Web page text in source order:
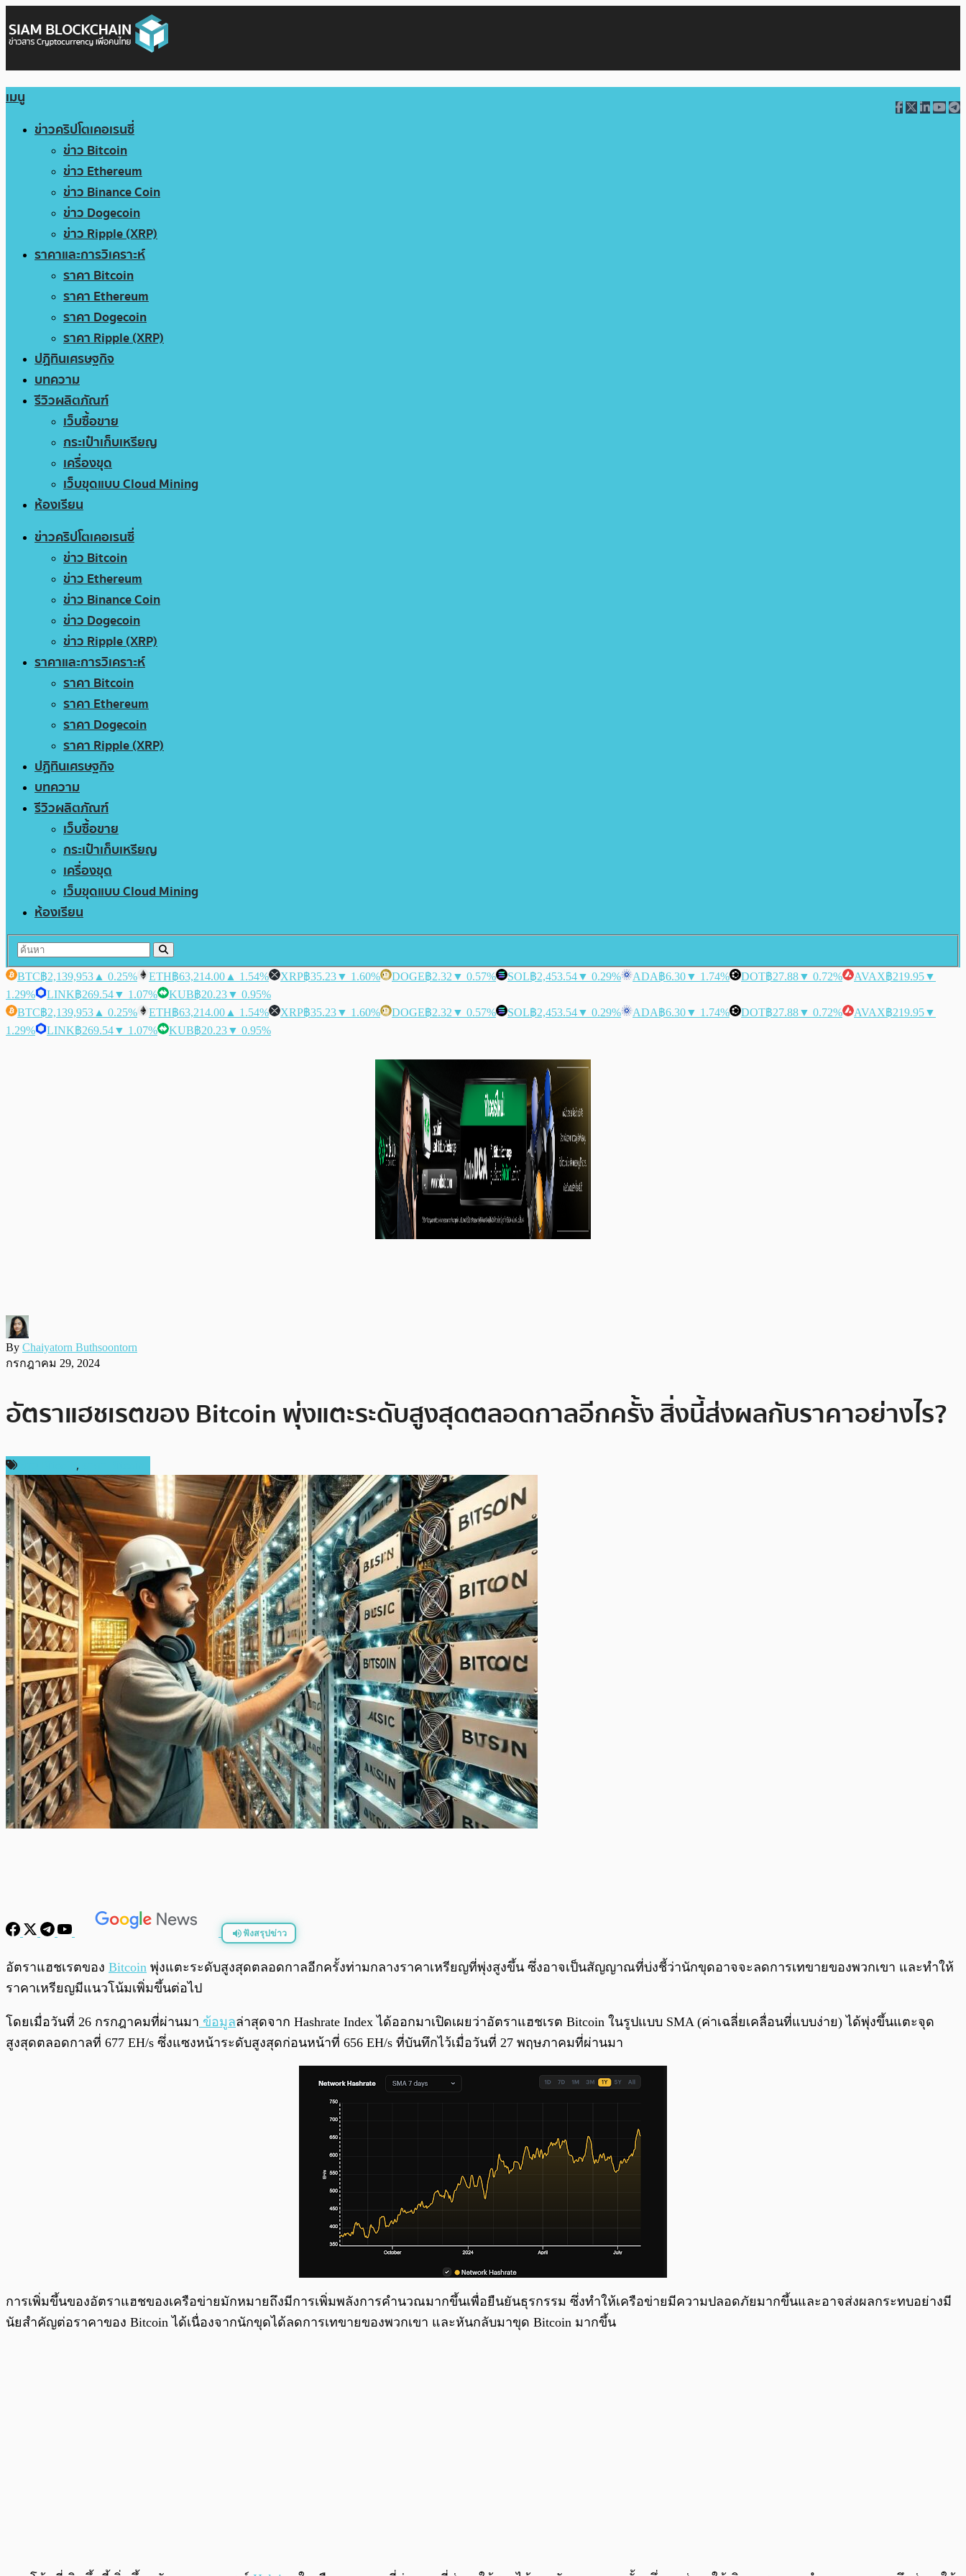
เมนู
ข่าวคริปโตเคอเรนซี่
ข่าว Bitcoin
ข่าว Ethereum
ข่าว Binance Coin
ข่าว Dogecoin
ข่าว Ripple (XRP)
ราคาและการวิเคราะห์
ราคา Bitcoin
ราคา Ethereum
ราคา Dogecoin
ราคา Ripple (XRP)
ปฏิทินเศรษฐกิจ
บทความ
รีวิวผลิตภัณฑ์
เว็บซื้อขาย
กระเป๋าเก็บเหรียญ
เครื่องขุด
เว็บขุดแบบ Cloud Mining
ห้องเรียน
ข่าวคริปโตเคอเรนซี่
ข่าว Bitcoin
ข่าว Ethereum
ข่าว Binance Coin
ข่าว Dogecoin
ข่าว Ripple (XRP)
ราคาและการวิเคราะห์
ราคา Bitcoin
ราคา Ethereum
ราคา Dogecoin
ราคา Ripple (XRP)
ปฏิทินเศรษฐกิจ
บทความ
รีวิวผลิตภัณฑ์
เว็บซื้อขาย
กระเป๋าเก็บเหรียญ
เครื่องขุด
เว็บขุดแบบ Cloud Mining
ห้องเรียน
BTC฿2,139,953 ▲ 0.25% ETH฿63,214.00 ▲ 1.54% XRP฿35.23▼ 1.60% DOGE฿2.32 ▼ 0.57% SOL฿2,453.54▼ 0.29% ADA฿6.30▼ 1.74% DOT฿27.88▼ 0.72% AVAX฿219.95▼
1.29%
LINK฿269.54▼ 1.07% KUB฿20.23▼ 0.95%
BTC฿2,139,953 ▲ 0.25% ETH฿63,214.00 ▲ 1.54% XRP฿35.23▼ 1.60% DOGE฿2.32 ▼ 0.57% SOL฿2,453.54▼ 0.29% ADA฿6.30▼ 1.74% DOT฿27.88▼ 0.72% AVAX฿219.95▼
1.29%
LINK฿269.54▼ 1.07% KUB฿20.23▼ 0.95%
By Chaiyatorn Buthsoontorn
กรกฎาคม 29, 2024
อัตราแฮชเรตของ Bitcoin พุ่งแตะระดับสูงสุดตลอดกาลอีกครั้ง สิ่งนี้ส่งผลกับราคาอย่างไร?
,
ฟังสรุปข่าว
พร้อมเล่น
อัตราแฮชเรตของ Bitcoin พุ่งแตะระดับสูงสุดตลอดกาลอีกครั้งท่ามกลางราคาเหรียญที่พุ่งสูงขึ้น ซึ่งอาจเป็นสัญญาณที่บ่งชี้ว่านักขุดอาจจะลดการเทขายของพวกเขา และทำให้
ราคาเหรียญมีแนวโน้มเพิ่มขึ้นต่อไป
โดยเมื่อวันที่ 26 กรกฎาคมที่ผ่านมา ข้อมูลล่าสุดจาก Hashrate Index ได้ออกมาเปิดเผยว่าอัตราแฮชเรต Bitcoin ในรูปแบบ SMA (ค่าเฉลี่ยเคลื่อนที่แบบง่าย) ได้พุ่งขึ้นแตะจุด
สูงสุดตลอดกาลที่ 677 EH/s ซึ่งแซงหน้าระดับสูงสุดก่อนหน้าที่ 656 EH/s ที่บันทึกไว้เมื่อวันที่ 27 พฤษภาคมที่ผ่านมา
การเพิ่มขึ้นของอัตราแฮชของเครือข่ายมักหมายถึงมีการเพิ่มพลังการคำนวณมากขึ้นเพื่อยืนยันธุรกรรม ซึ่งทำให้เครือข่ายมีความปลอดภัยมากขึ้นและอาจส่งผลกระทบอย่างมี
นัยสำคัญต่อราคาของ Bitcoin ได้เนื่องจากนักขุดได้ลดการเทขายของพวกเขา และหันกลับมาขุด Bitcoin มากขึ้น